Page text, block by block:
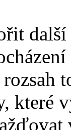
které